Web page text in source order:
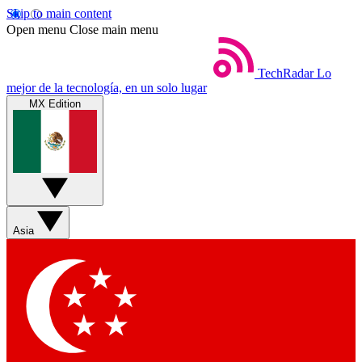
Skip to main content
Open menu Close main menu
TechRadar Lo
mejor de la tecnología, en un solo lugar
MX Edition
Asia